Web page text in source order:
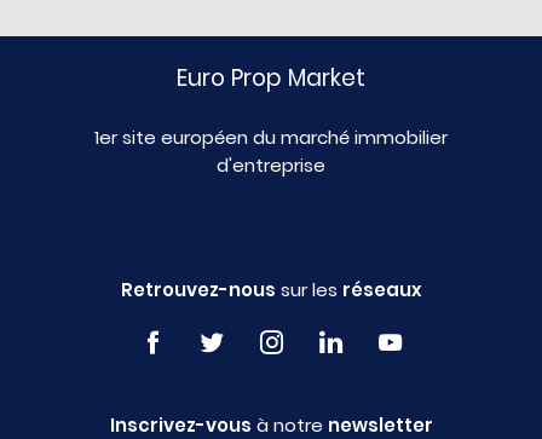
Euro Prop Market
1er site européen du marché immobilier
d'entreprise
Retrouvez-nous sur les réseaux
Inscrivez-vous à notre newsletter